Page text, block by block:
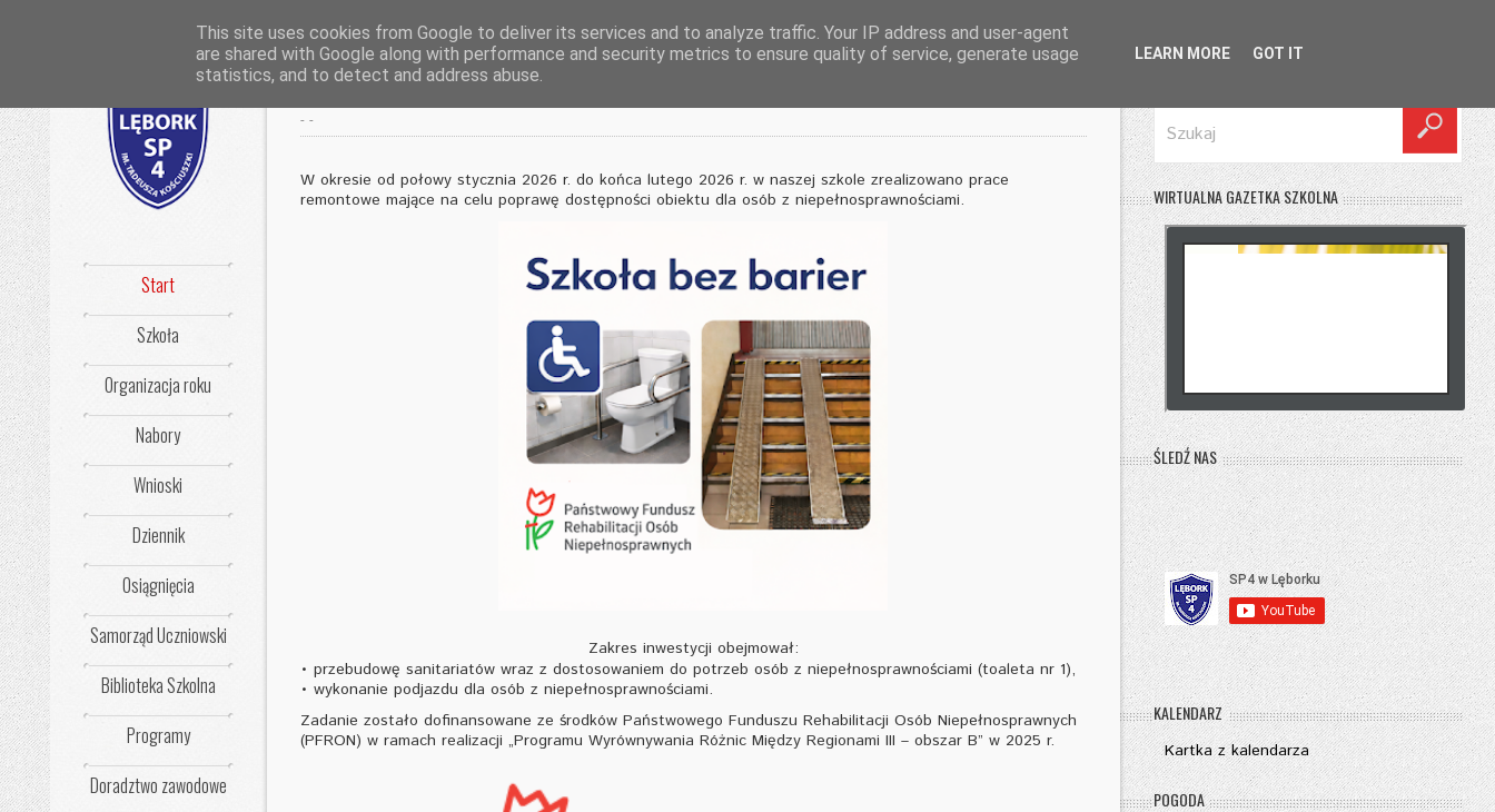
Start
Szkoła
Organizacja roku
Nabory
Wnioski
Dziennik
Osiągnięcia
Samorząd Uczniowski
Biblioteka Szkolna
Programy
Doradztwo zawodowe
Szkoła bez barier – nowe udogodnienia
- -
W okresie od połowy stycznia 2026 r. do końca lutego 2026 r. w naszej szkole zrealizowano prace
remontowe mające na celu poprawę dostępności obiektu dla osób z niepełnosprawnościami.
Zakres inwestycji obejmował:
• przebudowę sanitariatów wraz z dostosowaniem do potrzeb osób z niepełnosprawnościami (toaleta nr 1),
• wykonanie podjazdu dla osób z niepełnosprawnościami.
Zadanie zostało dofinansowane ze środków Państwowego Funduszu Rehabilitacji Osób Niepełnosprawnych
(PFRON) w ramach realizacji „Programu Wyrównywania Różnic Między Regionami III – obszar B” w 2025 r.
WIRTUALNA GAZETKA SZKOLNA
ŚLEDŹ NAS
KALENDARZ
Kartka z kalendarza
POGODA
This site uses cookies from Google to deliver its services and to analyze traffic. Your IP address and user-agent
are shared with Google along with performance and security metrics to ensure quality of service, generate usage
statistics, and to detect and address abuse.
LEARN MORE GOT IT